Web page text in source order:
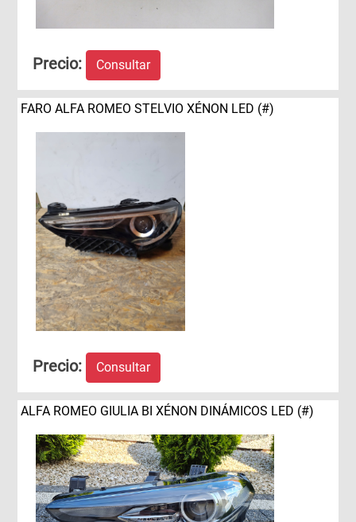
Precio: Consultar
FARO ALFA ROMEO STELVIO XÉNON LED (#)
Precio: Consultar
ALFA ROMEO GIULIA BI XÉNON DINÁMICOS LED (#)